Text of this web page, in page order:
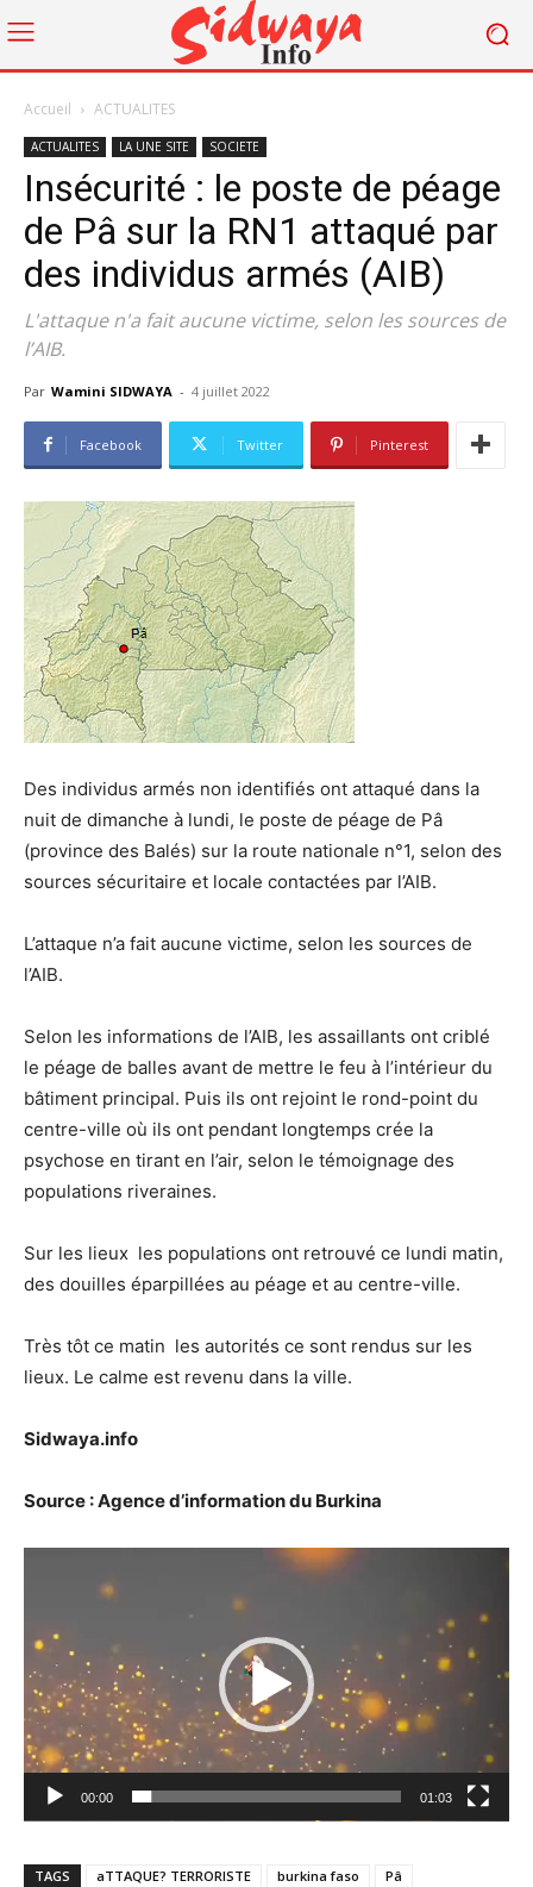
Accueil ACTUALITES
ACTUALITES LA UNE SITE SOCIETE
Insécurité : le poste de péage
de Pâ sur la RN1 attaqué par
des individus armés (AIB)
L'attaque n'a fait aucune victime, selon les sources de
l’AIB.
Par Wamini SIDWAYA - 4 juillet 2022
Facebook Twitter Pinterest
Des individus armés non identifiés ont attaqué dans la
nuit de dimanche à lundi, le poste de péage de Pâ
(province des Balés) sur la route nationale n°1, selon des
sources sécuritaire et locale contactées par l’AIB.
L’attaque n’a fait aucune victime, selon les sources de
l’AIB.
Selon les informations de l’AIB, les assaillants ont criblé
le péage de balles avant de mettre le feu à l’intérieur du
bâtiment principal. Puis ils ont rejoint le rond-point du
centre-ville où ils ont pendant longtemps crée la
psychose en tirant en l’air, selon le témoignage des
populations riveraines.
Sur les lieux les populations ont retrouvé ce lundi matin,
des douilles éparpillées au péage et au centre-ville.
Très tôt ce matin les autorités ce sont rendus sur les
lieux. Le calme est revenu dans la ville.
Sidwaya.info
Source : Agence d’information du Burkina
Lecteur
00:00 01:03
TAGS aTTAQUE? TERRORISTE burkina faso Pâ